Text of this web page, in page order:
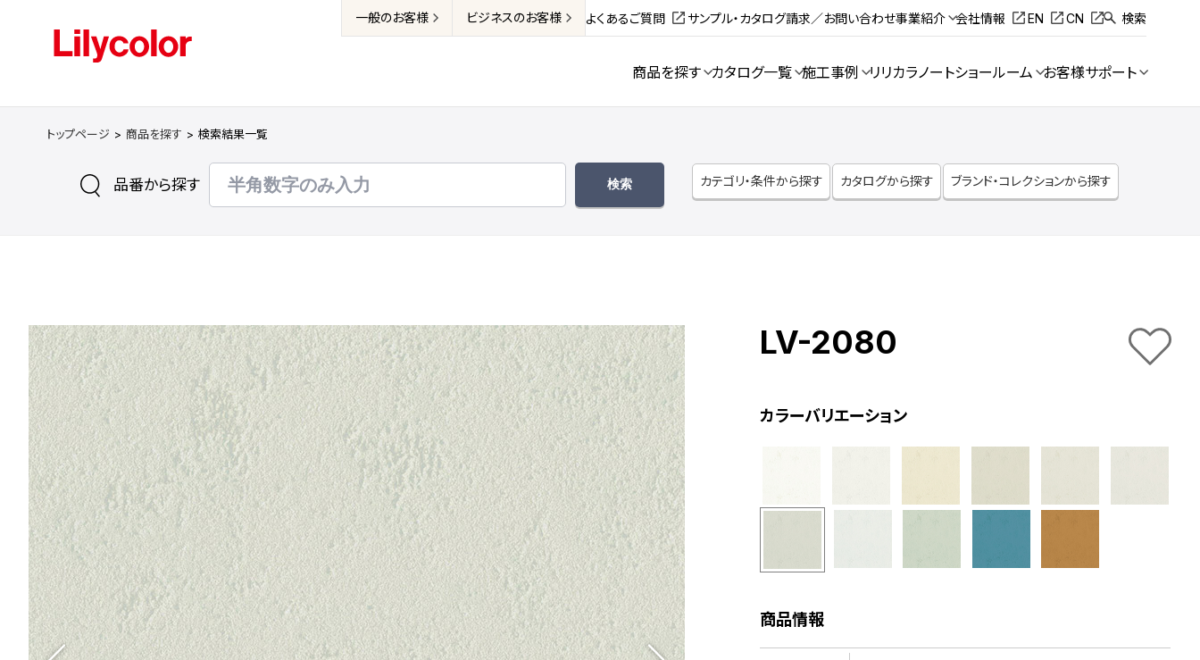
一般のお客様 ビジネスのお客様 よくあるご質問 サンプル・カタログ請求／お問い合わせ事業紹介 会社情報 EN CN 検索
商品を探す カタログ一覧 施工事例 リリカラノートショールーム お客様サポート
トップページ 商品を探す 検索結果一覧
品番から探す カテゴリ・条件から探す カタログから探す ブランド・コレクションから探す
LV-2080
カラーバリエーション
商品情報